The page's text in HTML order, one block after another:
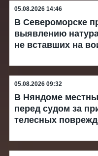
05.08.2026 14:46
В Североморске
выявлению
не вставших на
05.08.2026 09:32
В Няндоме
перед судом за
телесных